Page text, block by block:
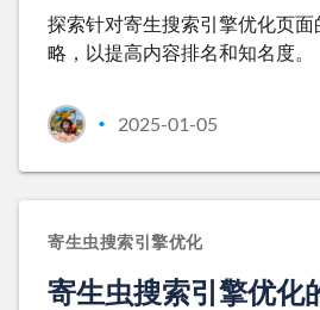
探索针对寄生搜索引擎优化页
略，以提高内容排名和知名度。
• 2025-01-05
寄生虫搜索引擎优化
寄生虫搜索引擎优化